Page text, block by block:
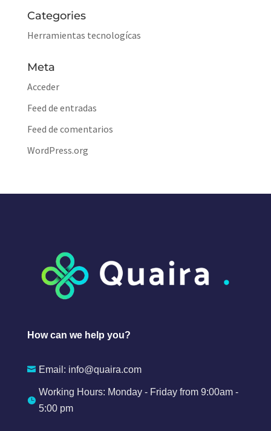
Categories
Herramientas tecnologícas
Meta
Acceder
Feed de entradas
Feed de comentarios
WordPress.org
How can we help you?
 Email: info@quaira.com

Working Hours: Monday - Friday from 9:00am -
5:00 pm